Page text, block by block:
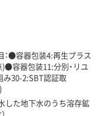
●容器包装4:再生プラス
容器包装11:分別・リユ
み30-2:SBT認証取
した地下水のうち溶存鉱